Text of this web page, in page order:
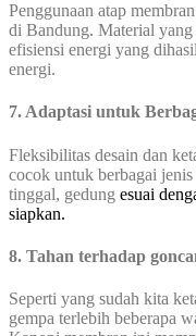
Penggunaan atap
di Bandung. Material
efisiensi energi yang
energi.
7. Adaptasi untuk
Fleksibilitas desain dan
cocok untuk berbagai
tinggal, gedung esuai
siapkan.
8. Tahan terhadap
Seperti yang sudah kita
gempa terlebih beberapa